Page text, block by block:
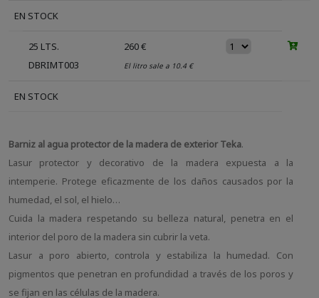
EN STOCK
25 LTS.
DBRIMT003
260 €
El litro sale a 10.4 €
EN STOCK
Barniz al agua protector de la madera de exterior Teka.
Lasur protector y decorativo de la madera expuesta a la
intemperie. Protege eficazmente de los daños causados por la
humedad, el sol, el hielo…
Cuida la madera respetando su belleza natural, penetra en el
interior del poro de la madera sin cubrir la veta.
Lasur a poro abierto, controla y estabiliza la humedad. Con
pigmentos que penetran en profundidad a través de los poros y
se fijan en las células de la madera.